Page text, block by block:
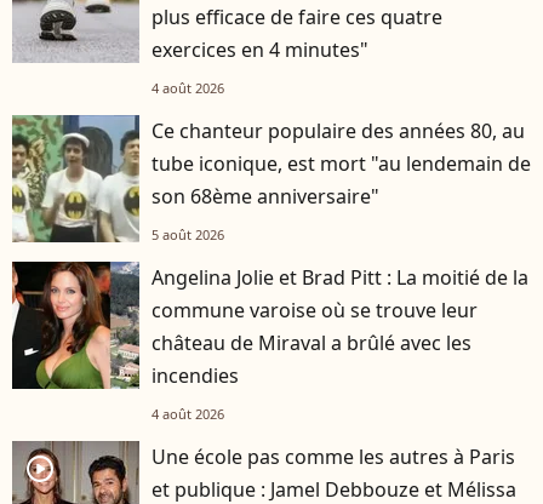
plus efficace de faire ces quatre
exercices en 4 minutes"
4 août 2026
Ce chanteur populaire des années 80, au
tube iconique, est mort "au lendemain de
son 68ème anniversaire"
5 août 2026
Angelina Jolie et Brad Pitt : La moitié de la
commune varoise où se trouve leur
château de Miraval a brûlé avec les
incendies
4 août 2026
player2
Une école pas comme les autres à Paris
et publique : Jamel Debbouze et Mélissa